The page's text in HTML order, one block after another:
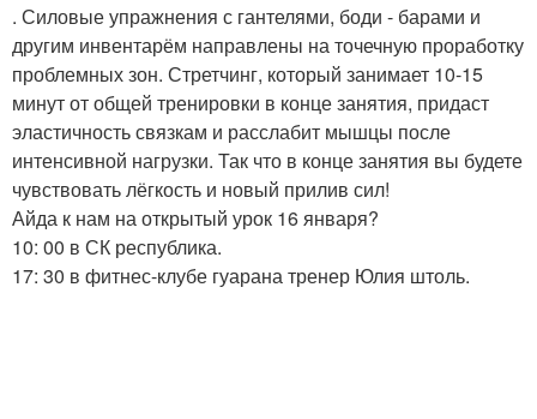
. Силовые упражнения с гантелями, боди - барами и
другим инвентарём направлены на точечную проработку
проблемных зон. Стретчинг, который занимает 10-15
минут от общей тренировки в конце занятия, придаст
эластичность связкам и расслабит мышцы после
интенсивной нагрузки. Так что в конце занятия вы будете
чувствовать лёгкость и новый прилив сил!
Айда к нам на открытый урок 16 января?
10: 00 в СК республика.
17: 30 в фитнес-клубе гуарана тренер Юлия штоль.